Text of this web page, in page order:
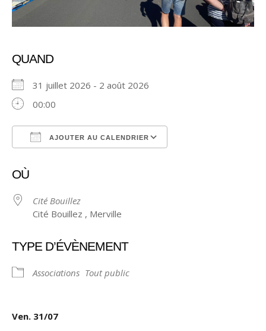
QUAND
31 juillet 2026 - 2 août 2026
00:00
AJOUTER AU CALENDRIER
OÙ
Cité Bouillez
Cité Bouillez , Merville
TYPE D’ÉVÈNEMENT
Associations Tout public
Ven. 31/07